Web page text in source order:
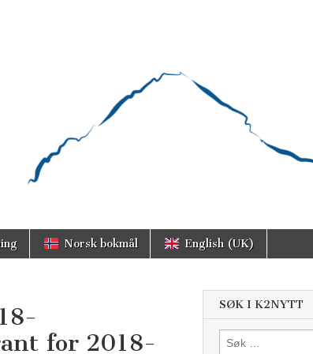
Norsk bokmål English (UK)
for 2018-
SØK I K2NYTT
Søk